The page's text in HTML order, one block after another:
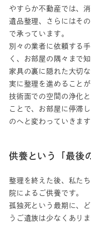
やすらか不動産では、
遺品整理、さらにはそ
で承っています。
別々の業者に依頼する
く、お部屋の隅々まで
家具の裏に隠れた大切
実に整理を進めることが
技術面での空間の浄化
ことで、お部屋に停滞
のへと変わっていきます
供養という「最後
整理を終えた後、私た
院によるご供養です。
孤独死という最期に、
うご遺族は少なくありま